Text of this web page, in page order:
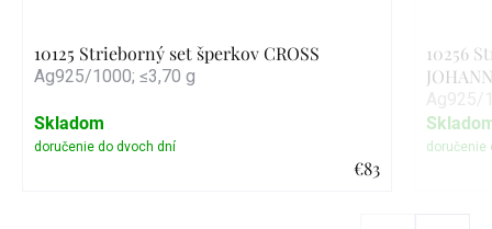
10125 Strieborný set šperkov CROSS
Ag925/1000; ≤3,70 g
€83
Skladom
10256